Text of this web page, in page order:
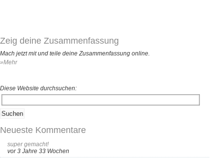
Zeig deine Zusammenfassung
Mach jetzt mit und teile deine Zusammenfassung online.
»Mehr
Diese Website durchsuchen:
Neueste Kommentare
super gemacht!
vor 3 Jahre 33 Wochen